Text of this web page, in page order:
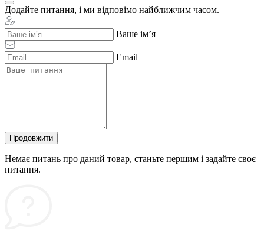
Додайте питання, і ми відповімо найближчим часом.
Ваше ім’я
Email
Продовжити
Немає питань про даний товар, станьте першим і задайте своє
питання.